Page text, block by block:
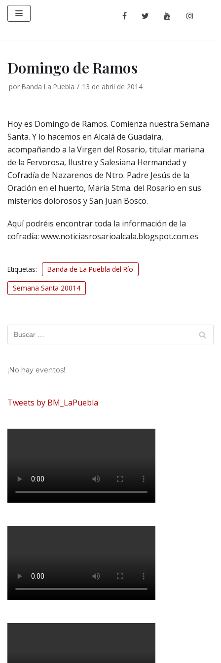
Saltar
al
Domingo de Ramos
por Banda La Puebla 13 de abril de 2014
Hoy es Domingo de Ramos. Comienza nuestra Semana
Santa. Y lo hacemos en Alcalá de Guadaira,
acompañando a la Virgen del Rosario, titular mariana
de la Fervorosa, Ilustre y Salesiana Hermandad y
Cofradía de Nazarenos de Ntro. Padre Jesús de la
Oración en el huerto, María Stma. del Rosario en sus
misterios dolorosos y San Juan Bosco.
Aquí podréis encontrar toda la información de la
cofradía: www.noticiasrosarioalcala.blogspot.com.es
Etiquetas:
Banda de La Puebla del Río
Semana Santa 20014
¡No hay eventos!
Tweets by BM_LaPuebla